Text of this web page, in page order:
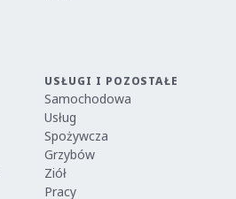
USŁUGI I POZOSTAŁE
Samochodowa
Usług
Spożywcza
Grzybów
Ziół
Pracy